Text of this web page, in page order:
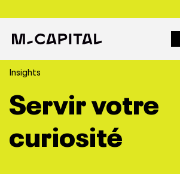
Métiers
About
Investir
Portfolio
Insights
Servir votre
curiosité